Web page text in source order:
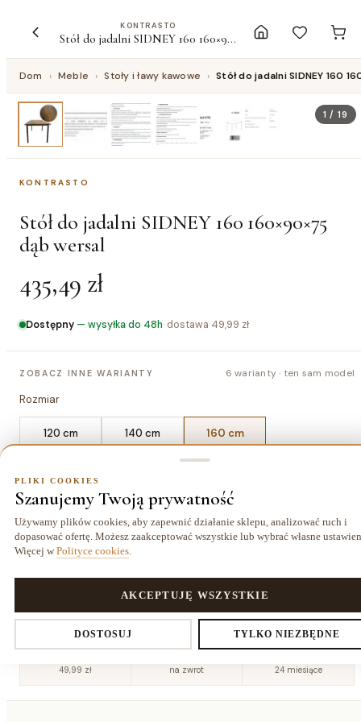
KONTRASTO
Stół do jadalni SIDNEY 160 160×90×75 dąb wersal
Dom › Meble › Stoły i ławy kawowe › Stół do jadalni SIDNEY 160
1 /19
KONTRASTO
Stół do jadalni SIDNEY 160 160×90×75
dąb wersal
435,49 zł
Dostępny — wysyłka do 48h· dostawa 49,99 zł
ZOBACZ INNE WARIANTY 6 warianty · ten sam model
Rozmiar
120 cm 140 cm 160 cm
49,99 zł na zwrot 24 miesiące
PLIKI COOKIES
Szanujemy Twoją prywatność
Używamy plików cookies, aby zapewnić działanie sklepu, analizować ruch i
dopasować ofertę. Możesz zaakceptować wszystkie lub wybrać własne
Więcej w Polityce cookies
DOSTOSUJ TYLKO NIEZBĘDNE
AKCEPTUJĘ WSZYSTKIE
Ustawienia prywatności
Decydujesz, które dane zbieramy. Niezbędne pliki cookies są